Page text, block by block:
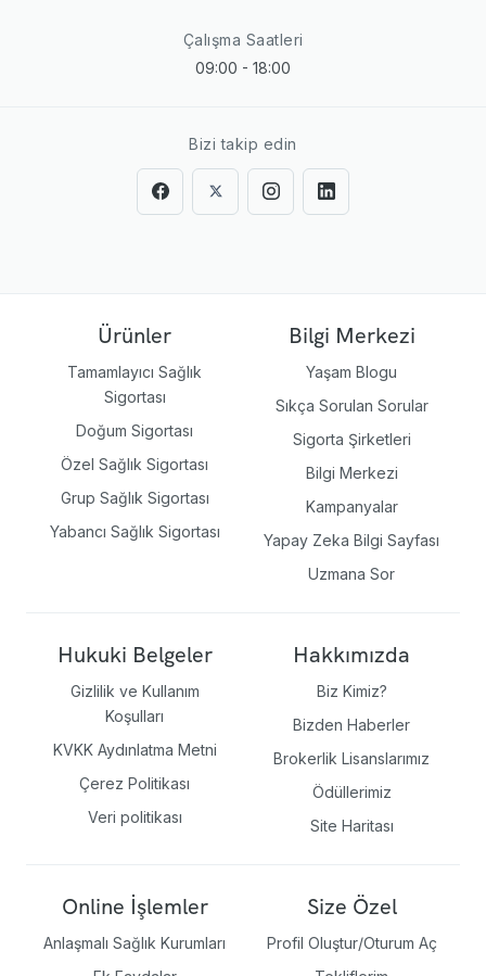
Çalışma Saatleri
09:00 - 18:00
Bizi takip edin
Ürünler
Tamamlayıcı Sağlık
Sigortası
Doğum Sigortası
Özel Sağlık Sigortası
Grup Sağlık Sigortası
Yabancı Sağlık Sigortası
Bilgi Merkezi
Yaşam Blogu
Sıkça Sorulan Sorular
Sigorta Şirketleri
Bilgi Merkezi
Kampanyalar
Yapay Zeka Bilgi Sayfası
Uzmana Sor
Hukuki Belgeler
Gizlilik ve Kullanım
Koşulları
KVKK Aydınlatma Metni
Çerez Politikası
Veri politikası
Hakkımızda
Biz Kimiz?
Bizden Haberler
Brokerlik Lisanslarımız
Ödüllerimiz
Site Haritası
Online İşlemler
Anlaşmalı Sağlık Kurumları
Size Özel
Profil Oluştur/Oturum Aç